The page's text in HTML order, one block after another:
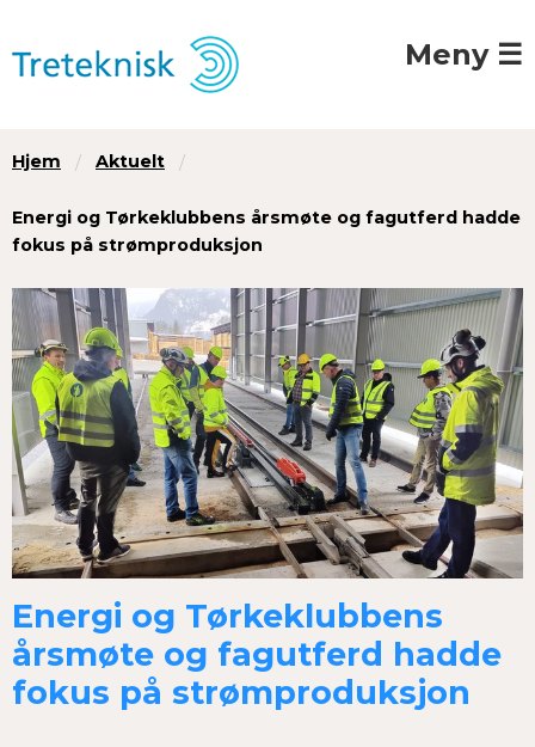
Meny ☰
Hjem Aktuelt
Energi og Tørkeklubbens årsmøte og fagutferd hadde
fokus på strømproduksjon
Energi og Tørkeklubbens
årsmøte og fagutferd hadde
fokus på strømproduksjon